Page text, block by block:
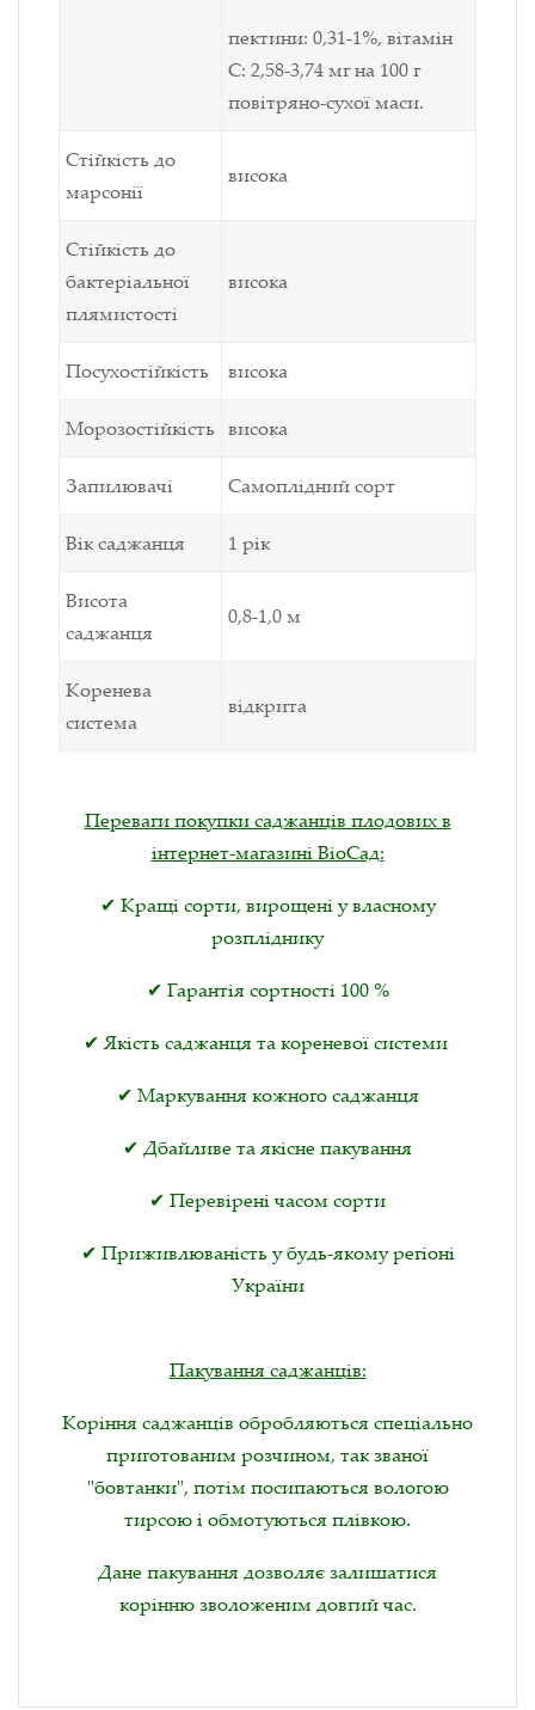
пектини: 0,31-1%, вітамін
С: 2,58-3,74 мг на 100 г
повітряно-сухої маси.
Стійкість до
марсонії
висока
Стійкість до
бактеріальної
плямистості
висока
Посухостійкість висока
Морозостійкість висока
Запилювачі Самоплідний сорт
Вік саджанця 1 рік
Висота
саджанця
0,8-1,0 м
Коренева
система
відкрита
Переваги покупки саджанців плодових в
інтернет-магазині ВіоСад:
✔ Кращі сорти, вирощені у власному
розпліднику
✔ Гарантія сортності 100 %
✔ Якість саджанця та кореневої системи
✔ Маркування кожного саджанця
✔ Дбайливе та якісне пакування
✔ Перевірені часом сорти
✔ Приживлюваність у будь-якому регіоні
України
Пакування саджанців:
Коріння саджанців обробляються спеціально
приготованим розчином, так званої
"бовтанки", потім посипаються вологою
тирсою і обмотуються плівкою.
Дане пакування дозволяє залишатися
корінню зволоженим довгий час.